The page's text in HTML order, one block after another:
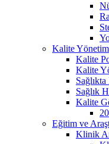
Kalite
Kalite
Kalite
Sağlık
Kalite
Eğitim ve
Klinik